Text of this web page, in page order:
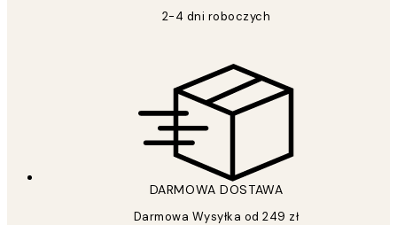
2-4 dni roboczych
DARMOWA DOSTAWA
Darmowa Wysyłka od 249 zł